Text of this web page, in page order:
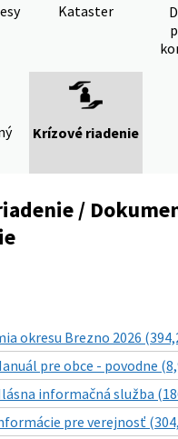
Kataster
Krízové riadenie
/
okresu Brezno 2026
pre obce - povodne
informačná služba
pre verejnosť